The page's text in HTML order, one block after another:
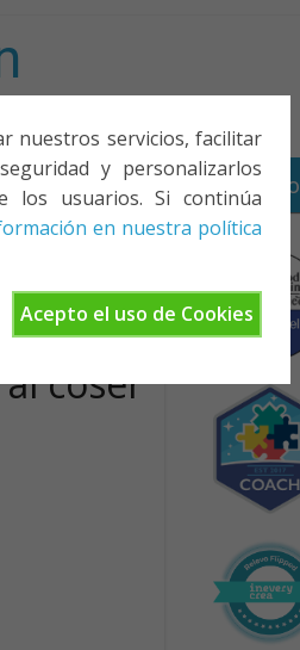
nuestros servicios, facilitar
y personalizarlos
los usuarios. Si continúa
en nuestra política
Acepto el uso de Cookies
YOUTUBE CONTACTO
coser